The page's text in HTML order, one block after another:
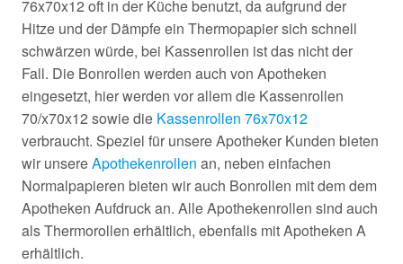
76x70x12 oft in der Küche benutzt, da aufgrund der
Hitze und der Dämpfe ein Thermopapier sich schnell
schwärzen würde, bei Kassenrollen ist das nicht der
Fall. Die Bonrollen werden auch von Apotheken
eingesetzt, hier werden vor allem die Kassenrollen
70/x70x12 sowie die Kassenrollen 76x70x12
verbraucht. Speziel für unsere Apotheker Kunden bieten
wir unsereApothekenrollen an, neben einfachen
Normalpapieren bieten wir auch Bonrollen mit dem dem
Apotheken Aufdruck an. Alle Apothekenrollen sind auch
als Thermorollen erhältlich, ebenfalls mit Apotheken A
erhältlich.